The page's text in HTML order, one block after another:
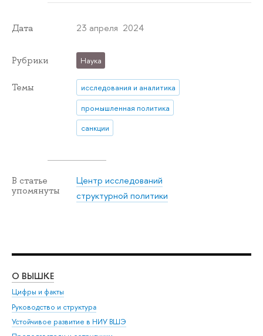
Дата 23 апреля 2024
Рубрики Наука
Темы
исследования и аналитика
промышленная политика
санкции
В статье
упомянуты
Центр исследований
структурной политики
О ВЫШКЕ
Цифры и факты
Руководство и структура
Устойчивое развитие в НИУ ВШЭ